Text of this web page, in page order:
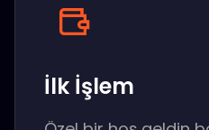
İlk İşlem